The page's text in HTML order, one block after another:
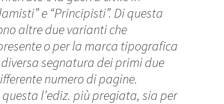
e “Principisti”. Di questa
altre due varianti che
o per la marca tipografica
segnatura dei primi due
numero di pagine.
questa l’ediz. più pregiata, sia per